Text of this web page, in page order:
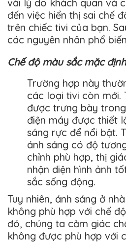
vài lý do khách quan và
đến việc hiển thị sai chế
trên chiếc tivi của bạn.
các nguyên nhân phổ
Chế độ màu sắc mặc
Trường hợp này
các loại tivi còn mới.
được trưng bày
điện máy được thiết
sáng rực để nổi bật.
ánh sáng có độ
chỉnh phù hợp, thị
nhận diện hình ảnh
sắc sống động.
Tuy nhiên, ánh sáng ở
không phù hợp với chế
đó, chúng ta cảm giác
không được phù hợp với